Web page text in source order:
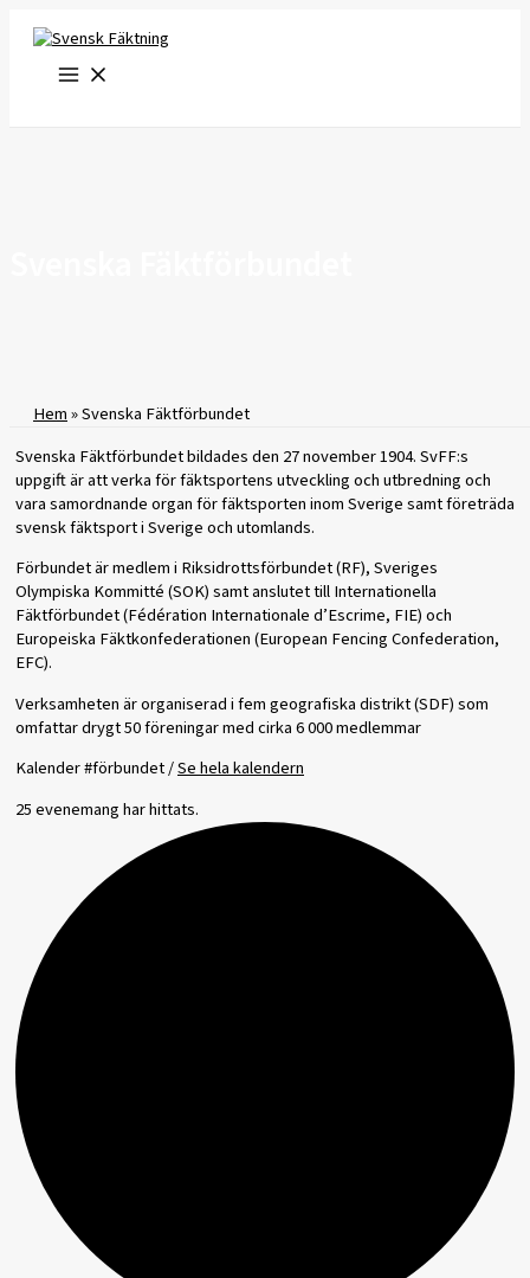
innehåll
Hem»Svenska Fäktförbundet
Svenska Fäktförbundet bildades den 27 november 1904. SvFF:s
uppgift är att verka för fäktsportens utveckling och utbredning och
vara samordnande organ för fäktsporten inom Sverige samt företräda
svensk fäktsport i Sverige och utomlands.
Förbundet är medlem i Riksidrottsförbundet (RF), Sveriges
Olympiska Kommitté (SOK) samt anslutet till Internationella
Fäktförbundet (Fédération Internationale d’Escrime, FIE) och
Europeiska Fäktkonfederationen (European Fencing Confederation,
EFC).
Verksamheten är organiserad i fem geografiska distrikt (SDF) som
omfattar drygt 50 föreningar med cirka 6 000 medlemmar
Kalender #förbundet /Se hela kalendern
25 evenemang har hittats.